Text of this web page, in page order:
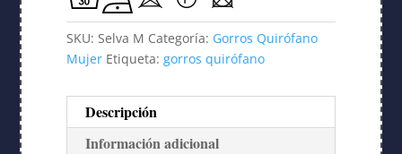
SKU: Selva M Categoría: Gorros Quirófano
Mujer Etiqueta: gorros quirófano
Descripción
Información adicional